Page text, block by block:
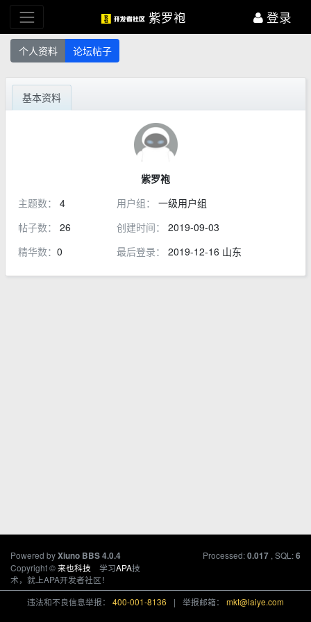
紫罗袍 登录
个人资料 论坛帖子
基本资料
紫罗袍
主题数： 4
帖子数： 26
精华数： 0
用户组： 一级用户组
创建时间： 2019-09-03
最后登录： 2019-12-16 山东
Powered byXiuno BBS4.0.4
Copyright ©来也科技 学习APA技
术，就上APA开发者社区！
Processed:0.017 , SQL:6
违法和不良信息举报： 400-001-8136 | 举报邮箱： mkt@laiye.com